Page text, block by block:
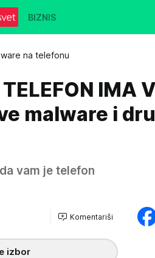
BIZNIS
na telefonu
IMA
malware i
vam je telefon
Komentariši
izbor